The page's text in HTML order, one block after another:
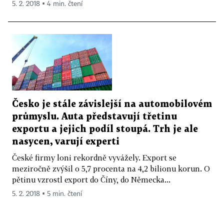
5. 2. 2018 ▪ 4 min. čtení
Česko je stále závislejší na automobilovém
průmyslu. Auta představují třetinu
exportu a jejich podíl stoupá. Trh je ale
nasycen, varují experti
České firmy loni rekordně vyvážely. Export se
meziročně zvýšil o 5,7 procenta na 4,2 bilionu korun. O
pětinu vzrostl export do Číny, do Německa...
5. 2. 2018 ▪ 5 min. čtení